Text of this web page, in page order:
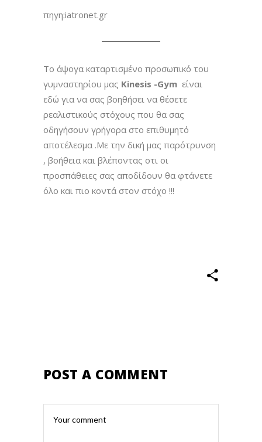
πηγη:iatronet.gr
Το άψογα καταρτισμένο προσωπικό του
γυμναστηρίου μας Kinesis -Gym είναι
εδώ για να σας βοηθήσει να θέσετε
ρεαλιστικούς στόχους που θα σας
οδηγήσουν γρήγορα στο επιθυμητό
αποτέλεσμα .Με την δική μας παρότρυνση
, βοήθεια και βλέποντας οτι οι
προσπάθειες σας αποδίδουν θα φτάνετε
όλο και πιο κοντά στον στόχο !!!
POST A COMMENT